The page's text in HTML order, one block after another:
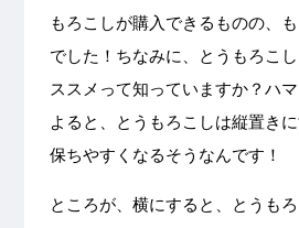
もろこしが購入できるものの、
でした！ちなみに、とうもろこ
ススメって知っていますか？ハ
よると、とうもろこしは縦置き
保ちやすくなるそうなんです！
ところが、横にすると、とうも